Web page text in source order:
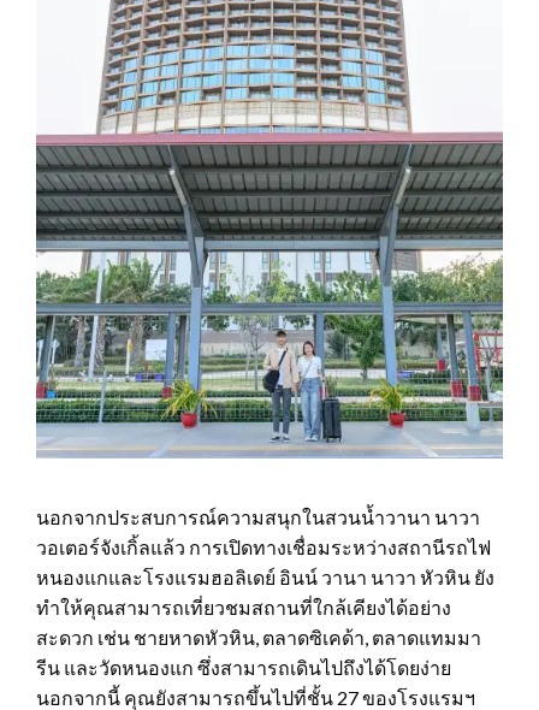
นอกจากประสบการณ์ความสนุกในสวนน้ำวานา นาวา
วอเตอร์จังเกิ้ลแล้ว การเปิดทางเชื่อมระหว่างสถานีรถไฟ
หนองแกและโรงแรมฮอลิเดย์ อินน์ วานา นาวา หัวหิน ยัง
ทำให้คุณสามารถเที่ยวชมสถานที่ใกล้เคียงได้อย่าง
สะดวก เช่น ชายหาดหัวหิน, ตลาดซิเคด้า, ตลาดแทมมา
รีน และวัดหนองแก ซึ่งสามารถเดินไปถึงได้โดยง่าย
นอกจากนี้ คุณยังสามารถขึ้นไปที่ชั้น 27 ของโรงแรมฯ